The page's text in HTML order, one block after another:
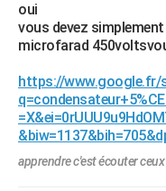
oui
vous devez
microfarad
https://www.google.fr/
apprendre c'est écouter